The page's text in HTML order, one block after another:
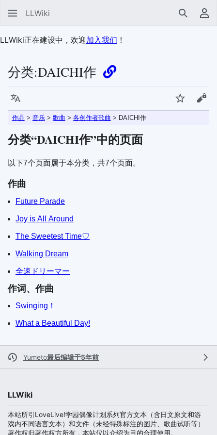
LLWiki 搜索 用
LLWiki正在建设中，欢迎加入我们 ！
分类:DAICHI作
语言 监视 查
作品 > 音乐> 歌曲 > 各创作者歌曲 > DAICHI作
分类“DAICHI作”中的页面
以下7个页面属于本分类，共7个页面。
作曲
Future Parade
Joy is All Around
The Sweetest Time♡
Walking Dream
全速ドリーマー
作词、作曲
Swinging！
What a Beautiful Day!
Yumeto最后编辑于5年前
LLWiki
本站所引LoveLive!学园偶像计划系列官方文本（含日文原文和游
戏内不同语言文本）和文件（未经特殊标注的图片、歌曲试听等）
著作权归著作权方所有，本站仅以介绍为目的合理使用。